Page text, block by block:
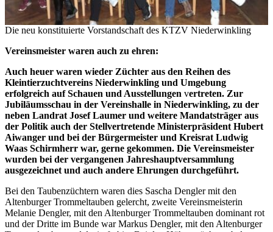
Die neu konstituierte Vorstandschaft des KTZV Niederwinkling
Vereinsmeister waren auch zu ehren:
Auch heuer waren wieder Züchter aus den Reihen des
Kleintierzuchtvereins Niederwinkling und Umgebung
erfolgreich auf Schauen und Ausstellungen vertreten. Zur
Jubiläumsschau in der Vereinshalle in Niederwinkling, zu der
neben Landrat Josef Laumer und weitere Mandatsträger aus
der Politik auch der Stellvertretende Ministerpräsident Hubert
Aiwanger und bei der Bürgermeister und Kreisrat Ludwig
Waas Schirmherr war, gerne gekommen. Die Vereinsmeister
wurden bei der vergangenen Jahreshauptversammlung
ausgezeichnet und auch andere Ehrungen durchgeführt.
Bei den Taubenzüchtern waren dies Sascha Dengler mit den
Altenburger Trommeltauben gelercht, zweite Vereinsmeisterin
Melanie Dengler, mit den Altenburger Trommeltauben dominant rot
und der Dritte im Bunde war Markus Dengler, mit den Altenburger